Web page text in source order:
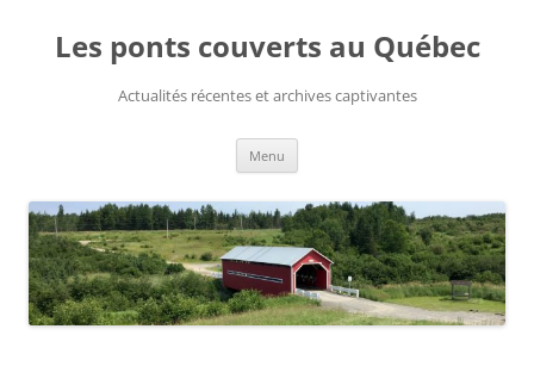
contenu
Les ponts couverts au Québec
Actualités récentes et archives captivantes
Menu